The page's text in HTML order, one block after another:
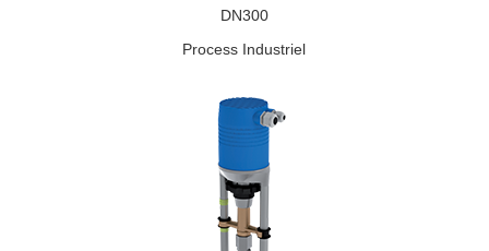
DN300
Process Industriel